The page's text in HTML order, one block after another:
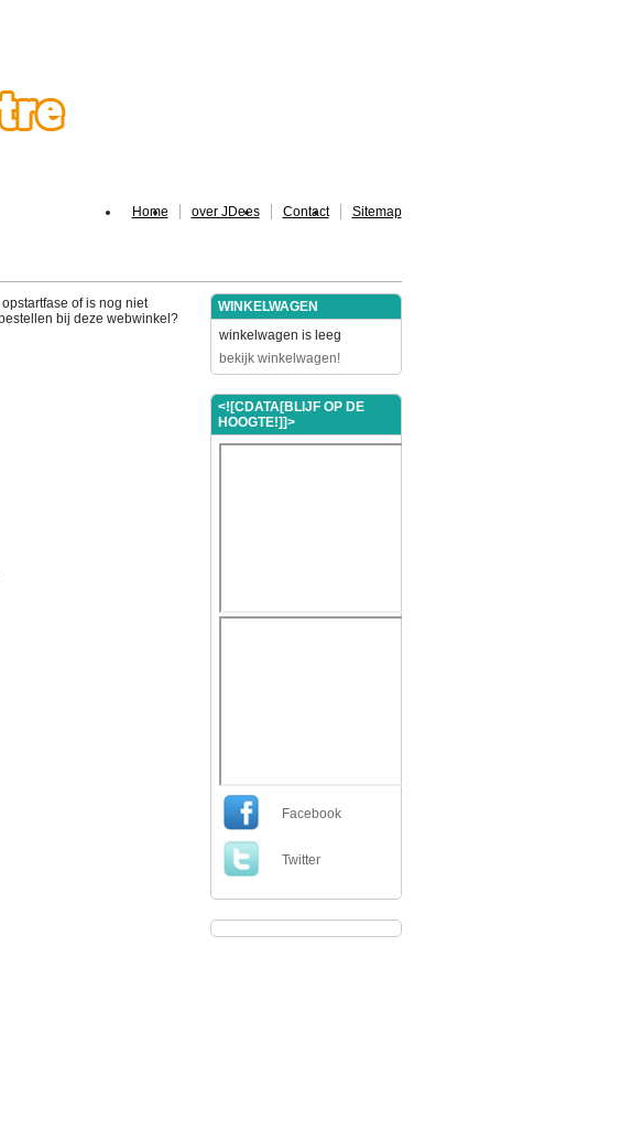
Home over JDees Contact Sitemap
of is nog niet
bij deze webwinkel?
WINKELWAGEN
winkelwagen is leeg
bekijk winkelwagen!
<![CDATA[BLIJF OP DE
HOOGTE!]]>
Facebook
Twitter